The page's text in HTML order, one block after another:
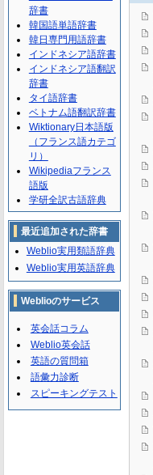
辞書
韓国語単語辞書
韓日専門用語辞書
インドネシア語辞書
インドネシア語翻訳
辞書
タイ語辞書
ベトナム語翻訳辞書
Wiktionary日本語版
（フランス語カテゴ
リ）
Wikipediaフランス
語版
学研全訳古語辞典
最近追加された辞書
Weblio実用類語辞典
Weblio実用英語辞典
Weblioのサービス
英会話コラム
Weblio英会話
英語の質問箱
語彙力診断
スピーキングテスト